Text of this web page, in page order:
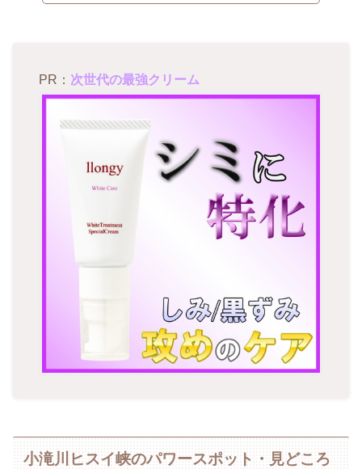
PR： 次世代の最強クリーム
小滝川ヒスイ峡のパワースポット・見どころ